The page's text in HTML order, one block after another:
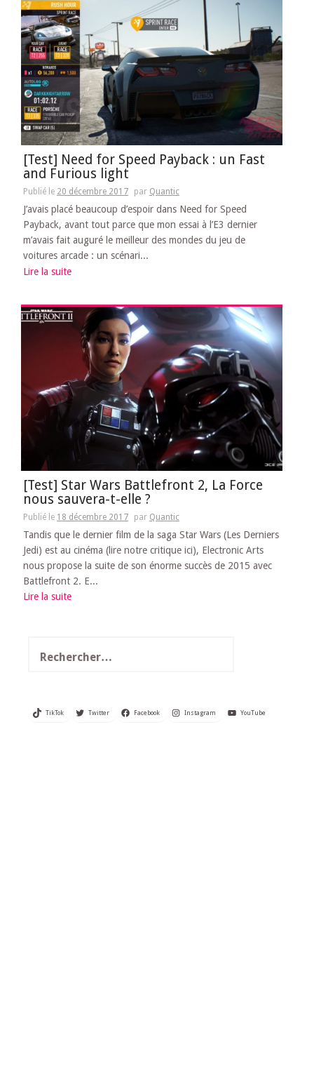
[Test] Need for Speed Payback : un Fast
and Furious light
Publié le 20 décembre 2017 par Quantic
J’avais placé beaucoup d’espoir dans Need for Speed
Payback, avant tout parce que mon essai à l’E3 dernier
m’avais fait auguré le meilleur des mondes du jeu de
voitures arcade : un scénari...
Lire la suite
[Test] Star Wars Battlefront 2, La Force
nous sauvera-t-elle ?
Publié le 18 décembre 2017 par Quantic
Tandis que le dernier film de la saga Star Wars (Les Derniers
Jedi) est au cinéma (lire notre critique ici), Electronic Arts
nous propose la suite de son énorme succès de 2015 avec
Battlefront 2. E...
Lire la suite
TikTok Twitter Facebook Instagram YouTube